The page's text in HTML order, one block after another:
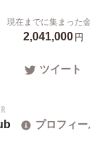
現在までに集まった
2,041,000円
ツイート
プロフィ